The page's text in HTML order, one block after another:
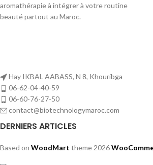
aromathérapie à intégrer à votre routine
beauté partout au Maroc.
Hay IKBAL AABASS, N 8, Khouribga
06-62-04-40-59
06-60-76-27-50
contact@biotechnologymaroc.com
DERNIERS ARTICLES
Based on WoodMart theme 2026